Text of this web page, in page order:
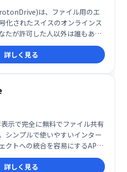
は、ファイル用のエ
化されたスイスのオンラインス
たが許可した人以外は誰もあな
できないようにします。
詳しく見る
示で完全に無料でファイル共有
シンプルで使いやすいインター
クトへの統合を容易にするAPI
軽にファイルを共有したい個人
テム構築を検討する開発者に
詳しく見る